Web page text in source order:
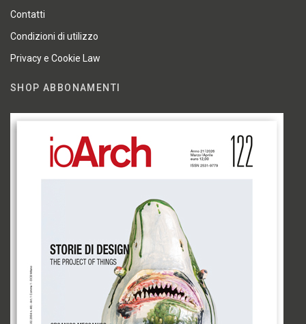
Contatti
Condizioni di utilizzo
Privacy e Cookie Law
SHOP ABBONAMENTI